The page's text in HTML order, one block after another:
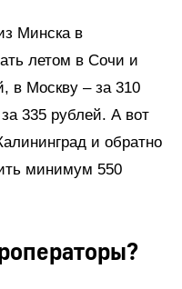
Минска в
летом в Сочи и
в Москву – за 310
335 рублей. А вот
и обратно
минимум 550